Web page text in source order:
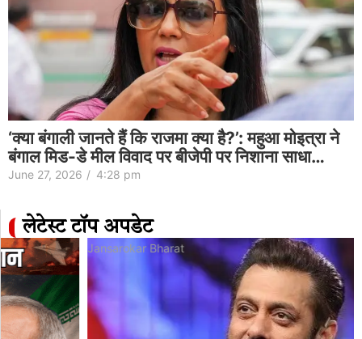
‘क्या बंगाली जानते हैं कि राजमा क्या है?’: महुआ मोइत्रा ने
बंगाल मिड-डे मील विवाद पर बीजेपी पर निशाना साधा…
June 27, 2026 / 4:28 pm
लेटेस्ट टॉप अपडेट
Jansarokar Bharat